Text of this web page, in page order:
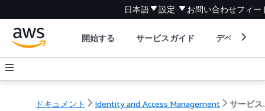
日本語 設定 お問い合わせフィー
開始する サービスガイド デベロッパ
ドキュメント Identity and Access Management サ